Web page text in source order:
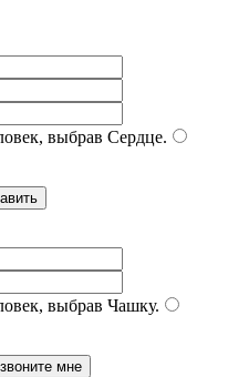
выбрав Сердце.
выбрав Чашку.